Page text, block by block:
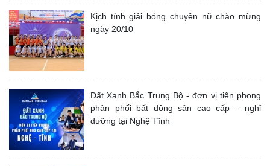
Kịch tính giải bóng chuyền nữ chào mừng
ngày 20/10
Đất Xanh Bắc Trung Bộ - đơn vị tiên phong
phân phối bất động sản cao cấp – nghỉ
dưỡng tại Nghệ Tĩnh